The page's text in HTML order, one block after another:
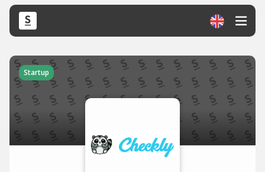
Startup